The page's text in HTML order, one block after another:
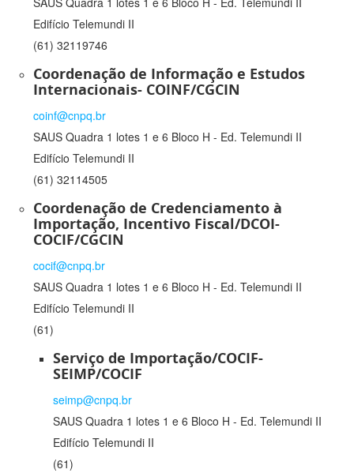
Edifício Telemundi II
(61) 32119746
Coordenação de Informação e Estudos
Internacionais- COINF/CGCIN
coinf@cnpq.br
SAUS Quadra 1 lotes 1 e 6 Bloco H - Ed. Telemundi II
Edifício Telemundi II
(61) 32114505
Coordenação de Credenciamento à
Importação, Incentivo Fiscal/DCOI-
COCIF/CGCIN
cocif@cnpq.br
SAUS Quadra 1 lotes 1 e 6 Bloco H - Ed. Telemundi II
Edifício Telemundi II
(61)
Serviço de Importação/COCIF-
SEIMP/COCIF
seimp@cnpq.br
SAUS Quadra 1 lotes 1 e 6 Bloco H - Ed. Telemundi II
Edifício Telemundi II
(61)